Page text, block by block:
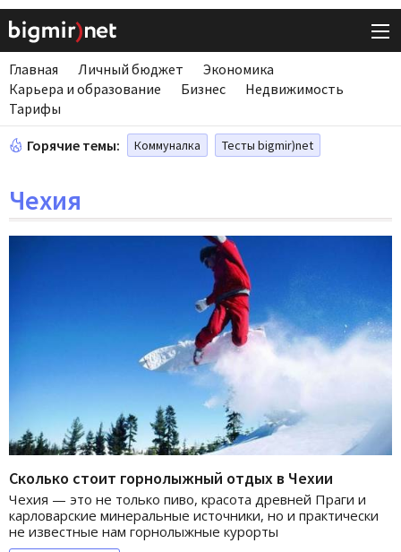
Главная Личный бюджет
Экономика
Карьера и образование
Бизнес
Недвижимость
Тарифы
Горячие темы: Коммуналка Тесты bigmir)net
Чехия
Сколько стоит горнолыжный отдых в Чехии
Чехия — это не только пиво, красота древней Праги и
карловарские минеральные источники, но и практически
не известные нам горнолыжные курорты